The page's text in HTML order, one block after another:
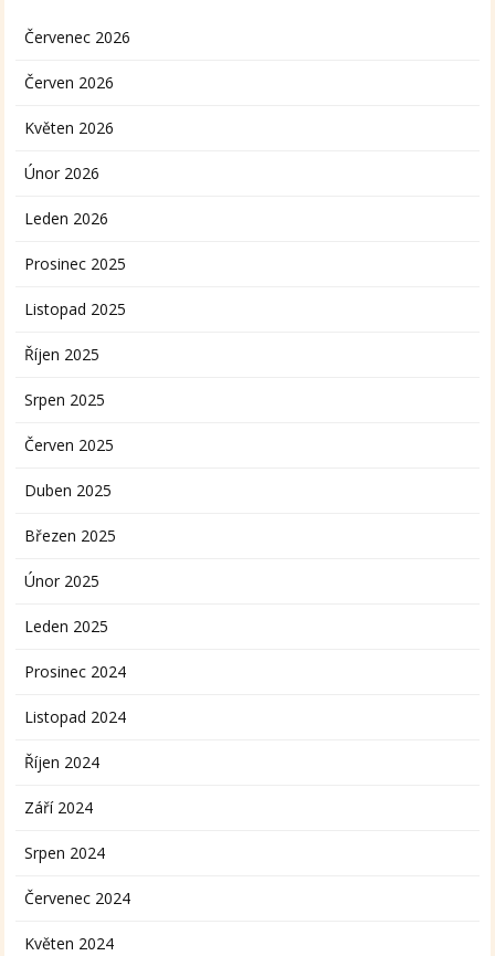
Červenec 2026
Červen 2026
Květen 2026
Únor 2026
Leden 2026
Prosinec 2025
Listopad 2025
Říjen 2025
Srpen 2025
Červen 2025
Duben 2025
Březen 2025
Únor 2025
Leden 2025
Prosinec 2024
Listopad 2024
Říjen 2024
Září 2024
Srpen 2024
Červenec 2024
Květen 2024